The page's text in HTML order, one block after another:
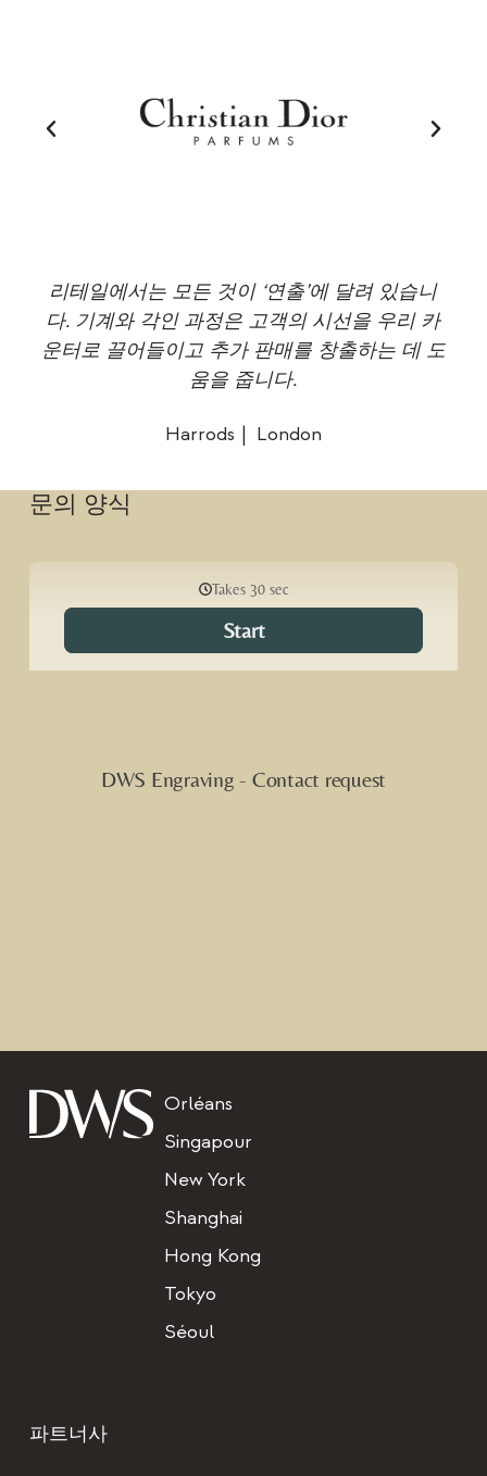
리테일에서는 모든 것이 ‘연출’에 달려 있습니
다. 기계와 각인 과정은 고객의 시선을 우리 카
운터로 끌어들이고 추가 판매를 창출하는 데 도
움을 줍니다.
Harrods London
문의 양식
Orléans
Singapour
New York
Shanghai
Hong Kong
Tokyo
Séoul
파트너사